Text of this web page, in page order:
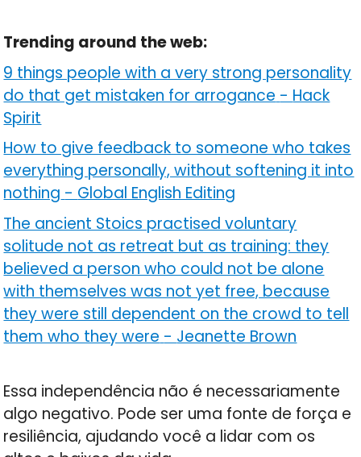
Trending around the web:
9 things people with a very strong personality
do that get mistaken for arrogance - Hack
Spirit
How to give feedback to someone who takes
everything personally, without softening it into
nothing-Global English Editing
The ancient Stoics practised voluntary
solitude not as retreat but as training: they
believed a person who could not be alone
with themselves was not yet free, because
they were still dependent on the crowd to tell
them who they were - Jeanette Brown
Essa independência não é necessariamente
algo negativo. Pode ser uma fonte de força e
resiliência, ajudando você a lidar com os